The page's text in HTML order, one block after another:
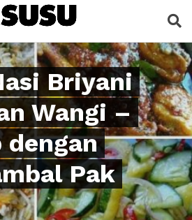
Briyani
Wangi –
dengan
Pak